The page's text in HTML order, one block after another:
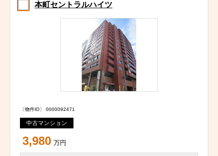
本町セントラルハイツ
〔物件ID〕 0000092471
中古マンション
3,980 万円